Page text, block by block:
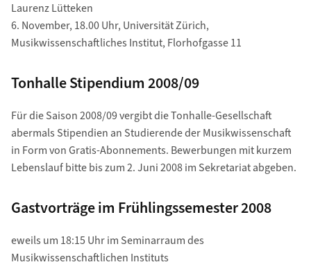
Laurenz Lütteken
6. November, 18.00 Uhr, Universität Zürich,
Musikwissenschaftliches Institut, Florhofgasse 11
Tonhalle Stipendium 2008/09
Für die Saison 2008/09 vergibt die Tonhalle-Gesellschaft
abermals Stipendien an Studierende der Musikwissenschaft
in Form von Gratis-Abonnements. Bewerbungen mit kurzem
Lebenslauf bitte bis zum 2. Juni 2008 im Sekretariat abgeben.
Gastvorträge im Frühlingssemester 2008
eweils um 18:15 Uhr im Seminarraum des
Musikwissenschaftlichen Instituts